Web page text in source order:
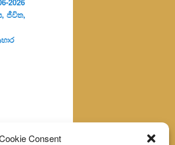
Consent
ජීවිත,